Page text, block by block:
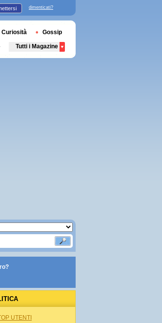
UTENTI
dimenticati?
Curiosità Gossip
Tutti i Magazine